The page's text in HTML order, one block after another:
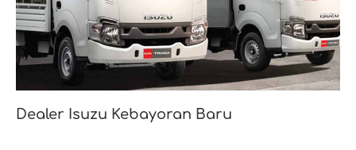
Dealer Isuzu Kebayoran Baru